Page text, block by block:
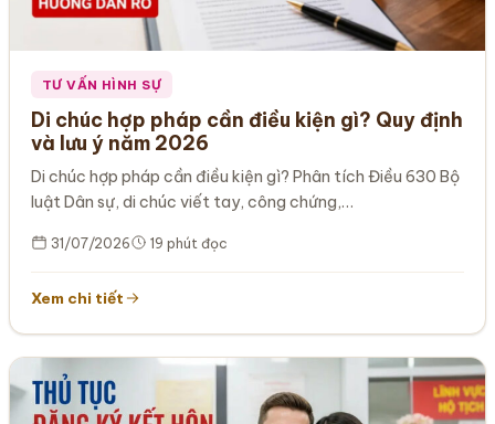
TƯ VẤN HÌNH SỰ
Di chúc hợp pháp cần điều kiện gì? Quy định
và lưu ý năm 2026
Di chúc hợp pháp cần điều kiện gì? Phân tích Điều 630 Bộ
luật Dân sự, di chúc viết tay, công chứng,…
31/07/2026 19 phút đọc
Xem chi tiết